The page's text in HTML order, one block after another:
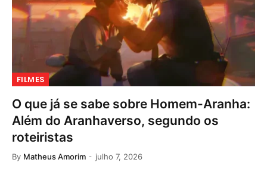
FILMES
O que já se sabe sobre Homem-Aranha:
Além do Aranhaverso, segundo os
roteiristas
By Matheus Amorim julho 7, 2026